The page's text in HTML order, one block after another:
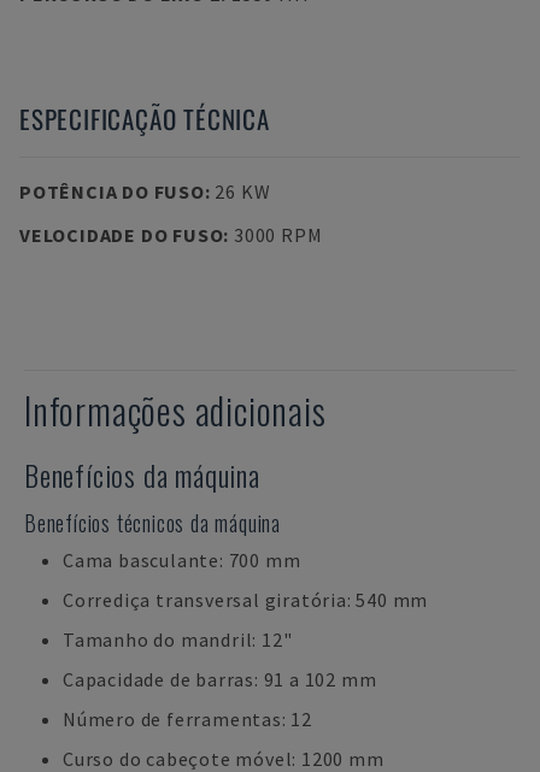
ESPECIFICAÇÃO TÉCNICA
POTÊNCIA DO FUSO: 26 KW
VELOCIDADE DO FUSO: 3000 RPM
Informações adicionais
Benefícios da máquina
Benefícios técnicos da máquina
Cama basculante: 700 mm
Corrediça transversal giratória: 540 mm
Tamanho do mandril: 12"
Capacidade de barras: 91 a 102 mm
Número de ferramentas: 12
Curso do cabeçote móvel: 1200 mm